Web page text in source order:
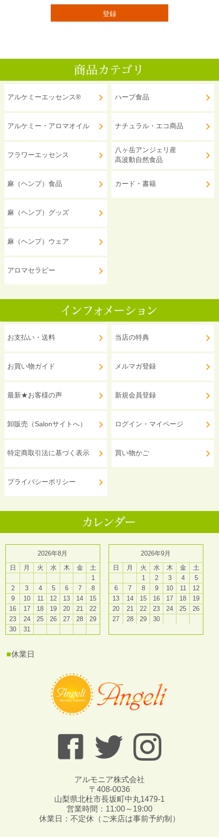
登録
アルケミーエッセンス®
アルケミー・アロマオイル
フラワーエッセンス
麻（ヘンプ）食品
麻（ヘンプ）グッズ
麻（ヘンプ）ウェア
アロマセラピー
ハーブ食品
ナチュラル・エコ商品
八ヶ岳アンジェリ産
高波動自然食品
カード・書籍
お支払い・送料
お買い物ガイド
最新★お客様の声
卸販売（Salonサイトへ）
特定商取引法に基づく表示
プライバシーポリシー
当店の特典
メルマガ登録
新規会員登録
ログイン・マイページ
買い物かご
2026年8月
日
月 火 水 木 金
土
1
2
3 4 5 6 7
8
9
10 11 12 13 14
15
16
17 18 19 20 21
22
23
24 25 26 27 28
29
30
31
2026年9月
日
月 火 水 木 金
土
1
2 3 4
5
6
7 8 9 10 11
12
13
14 15 16 17 18
19
20
21 22 23 24 25
26
27
28 29 30
■休業日
アルモニア株式会社
〒408-0036
山梨県北杜市長坂町中丸1479-1
営業時間：11:00～19:00
休業日：不定休（ご来店は事前予約制）